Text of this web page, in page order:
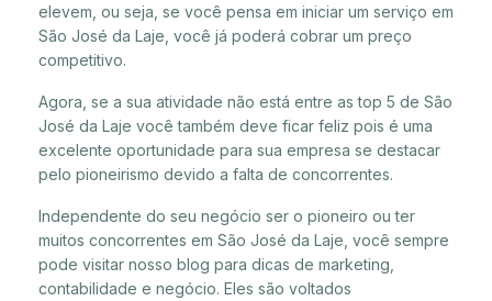
elevem, ou seja, se você pensa em iniciar um serviço em
São José da Laje, você já poderá cobrar um preço
competitivo.
Agora, se a sua atividade não está entre as top 5 de São
José da Laje você também deve ficar feliz pois é uma
excelente oportunidade para sua empresa se destacar
pelo pioneirismo devido a falta de concorrentes.
Independente do seu negócio ser o pioneiro ou ter
muitos concorrentes em São José da Laje, você sempre
pode visitar nosso blog para dicas de marketing,
contabilidade e negócio. Eles são voltados